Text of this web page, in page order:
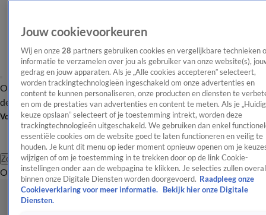
OverzichtAfleveringen Entertainment TV Algemeen
Tip
de redactieNieuwsbrief
Volg Shownieuws
Zoeken
OverzichtEntertainmentSpraakmakendRealityCrimeVideo's
Jouw cookievoorkeuren
Wij en onze 28 partners gebruiken cookies en vergelijkbare technieken
informatie te verzamelen over jou als gebruiker van onze website(s),
gedrag en jouw apparaten. Als je „Alle cookies accepteren” selecteert,
worden trackingtechnologieën ingeschakeld om onze advertenties en
content te kunnen personaliseren, onze producten en diensten te
en om de prestaties van advertenties en content te meten. Als je
keuze opslaan” selecteert of je toestemming intrekt, worden deze
trackingtechnologieën uitgeschakeld. We gebruiken dan enkel
essentiële cookies om de website goed te laten functioneren en veilig te
houden. Je kunt dit menu op ieder moment opnieuw openen om je
wijzigen of om je toestemming in te trekken door op de link Cookie-
instellingen onder aan de webpagina te klikken. Je selecties zullen overal
binnen onze Digitale Diensten worden doorgevoerd. Raadpleeg onze
Cookieverklaring voor meer informatie.
Bekijk hier onze Digitale
Diensten.